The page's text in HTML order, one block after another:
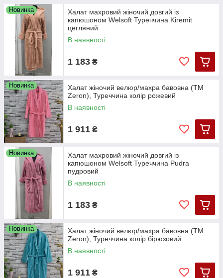
Новинка
Халат махровий жіночий довгий із
капюшоном Welsoft Туреччина Kiremit
цегляний
В наявності
1 183 ₴
Новинка
Халат жіночий велюр/махра бавовна (TM
Zeron), Туреччина колір рожевий
В наявності
1 911 ₴
Новинка
Халат махровий жіночий довгий із
капюшоном Welsoft Туреччина Pudra
пудровий
В наявності
1 183 ₴
Новинка
Халат жіночий велюр/махра бавовна (TM
Zeron), Туреччина колір бірюзовий
В наявності
1 911 ₴